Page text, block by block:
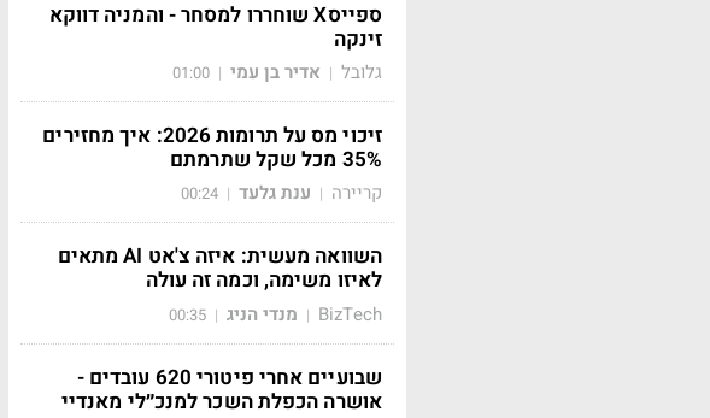
ספייסX שוחררו למסחר - והמניה דווקא
זינקה
גלובל | אדיר בן עמי |
01:00
זיכוי מס על תרומות 2026: איך מחזירים
35% מכל שקל שתרמתם
קריירה | ענת גלעד |
00:24
השוואה מעשית: איזה צ'אט AI מתאים
לאיזו משימה, וכמה זה עולה
BizTech
| מנדי הניג |
00:35
שבועיים אחרי פיטורי 620 עובדים -
אושרה הכפלת השכר למנכ״לי מאנדיי